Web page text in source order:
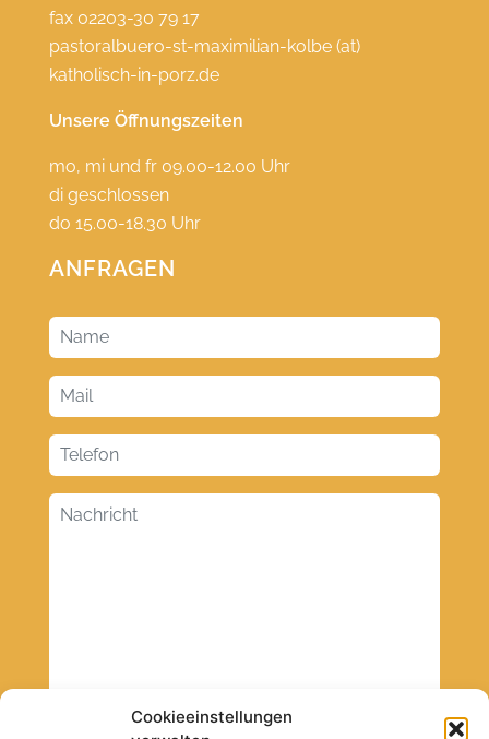
Cookieeinstellungen
fax 02203-30 79 17
pastoralbuero-st-maximilian-kolbe (at)
katholisch-in-porz.de
Unsere Öffnungszeiten
mo, mi und fr 09.00-12.00 Uhr
di geschlossen
do 15.00-18.30 Uhr
ANFRAGEN